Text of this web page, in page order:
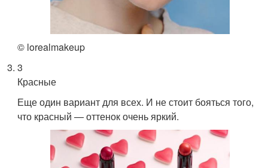
© lorealmakeup
3
Красные
Еще один вариант для всех. И не стоит бояться того,
что красный — оттенок очень яркий.